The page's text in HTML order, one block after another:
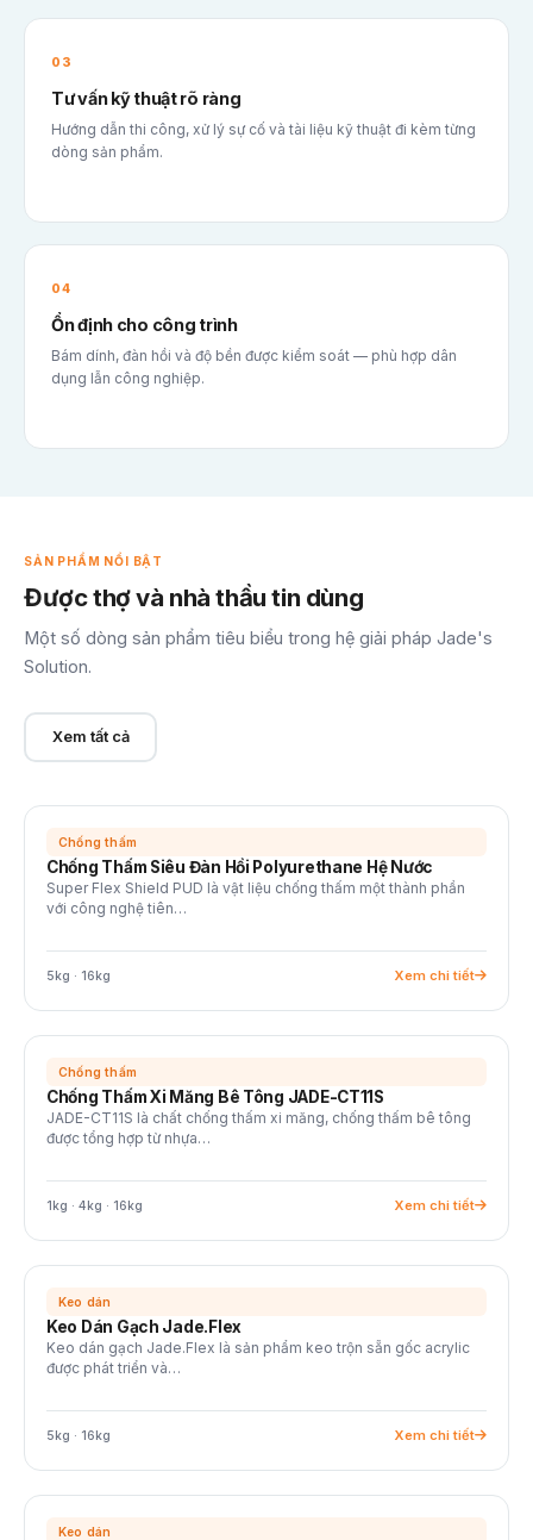
03
Tư vấn kỹ thuật rõ ràng
Hướng dẫn thi công, xử lý sự cố và tài liệu kỹ thuật đi kèm từng
dòng sản phẩm.
04
Ổn định cho công trình
Bám dính, đàn hồi và độ bền được kiểm soát — phù hợp dân
dụng lẫn công nghiệp.
SẢN PHẨM NỔI BẬT
Được thợ và nhà thầu tin dùng
Một số dòng sản phẩm tiêu biểu trong hệ giải pháp Jade's
Solution.
Xem tất cả
Chống thấm
Chống Thấm Siêu Đàn Hồi Polyurethane Hệ Nước
Super Flex Shield PUD là vật liệu chống thấm một thành phần
với công nghệ tiên…
5kg · 16kg Xem chi tiết
Chống thấm
Chống Thấm Xi Măng Bê Tông JADE-CT11S
JADE-CT11S là chất chống thấm xi măng, chống thấm bê tông
được tổng hợp từ nhựa…
1kg · 4kg · 16kg Xem chi tiết
Keo dán
Keo Dán Gạch Jade.Flex
Keo dán gạch Jade.Flex là sản phẩm keo trộn sẵn gốc acrylic
được phát triển và…
5kg · 16kg Xem chi tiết
Keo dán